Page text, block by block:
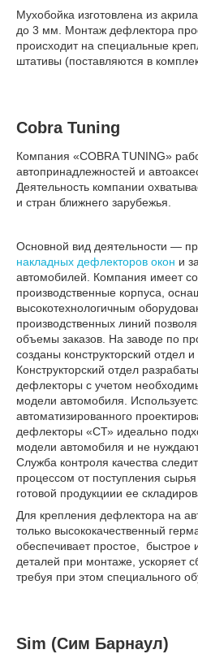
Мухобойка изготовлена из
до 3 мм. Монтаж дефлектора
происходит на специальные
штативы (поставляются в
Cobra Tuning
Компания «COBRA TUNING»
автопринадлежностей и
Деятельность компании
и стран ближнего зарубежья.
Основной вид деятельности ―
накладных дефлекторов окон и
автомобилей. Компания имеет
производственные корпуса,
высокотехнологичным
производственных линий
объемы заказов. На заводе по
созданы конструкторский отдел
Конструкторский отдел
дефлекторы с учетом
модели автомобиля.
автоматизированного
дефлекторы «СТ» идеально
модели автомобиля и не
Служба контроля качества
процессом от поступления
готовой продукциии ее
Для крепления дефлектора на
только высококачественный
обеспечивает простое, быстрое
деталей при монтаже, ускоряет
требуя при этом специального
Sim (Сим Барнаул)